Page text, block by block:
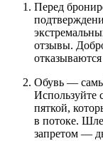
Перед
отзывы.
Обувь —
Используйте
пяткой,
в потоке.
запретом —